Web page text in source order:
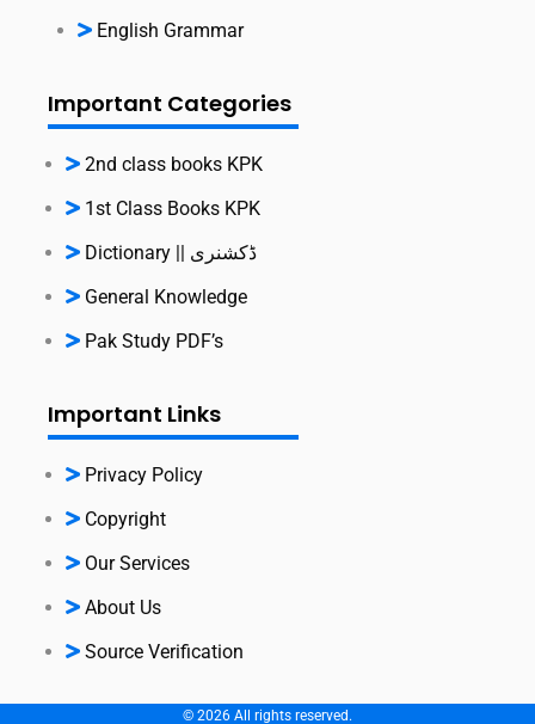
English Grammar
Important Categories
2nd class books KPK
1st Class Books KPK
Dictionary || ڈکشنری
General Knowledge
Pak Study PDF’s
Important Links
Privacy Policy
Copyright
Our Services
About Us
Source Verification
© 2026 All rights reserved.